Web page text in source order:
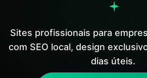
Sites profissionais para
com SEO local, design
dias úteis.